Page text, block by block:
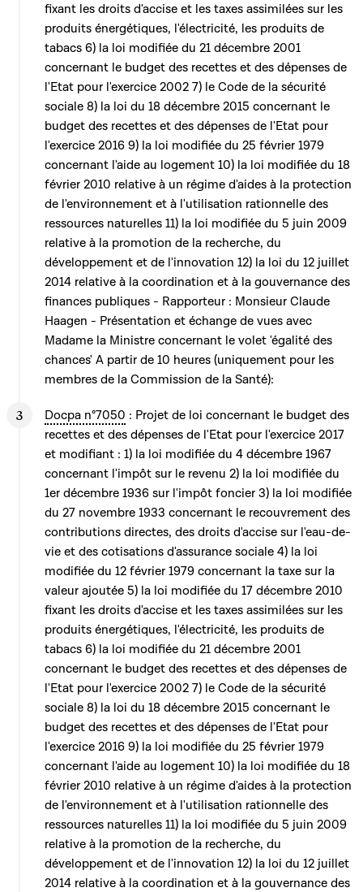
fixant les droits d'accise et les taxes assimilées sur les
produits énergétiques, l'électricité, les produits de
tabacs 6) la loi modifiée du 21 décembre 2001
concernant le budget des recettes et des dépenses de
l'Etat pour l'exercice 2002 7) le Code de la sécurité
sociale 8) la loi du 18 décembre 2015 concernant le
budget des recettes et des dépenses de l'Etat pour
l'exercice 2016 9) la loi modifiée du 25 février 1979
concernant l'aide au logement 10) la loi modifiée du 18
février 2010 relative à un régime d'aides à la protection
de l'environnement et à l'utilisation rationnelle des
ressources naturelles 11) la loi modifiée du 5 juin 2009
relative à la promotion de la recherche, du
développement et de l'innovation 12) la loi du 12 juillet
2014 relative à la coordination et à la gouvernance des
finances publiques - Rapporteur : Monsieur Claude
Haagen - Présentation et échange de vues avec
Madame la Ministre concernant le volet 'égalité des
chances' A partir de 10 heures (uniquement pour les
membres de la Commission de la Santé):
Docpa n°7050 : Projet de loi concernant le budget des
recettes et des dépenses de l'Etat pour l'exercice 2017
et modifiant : 1) la loi modifiée du 4 décembre 1967
concernant l'impôt sur le revenu 2) la loi modifiée du
1er décembre 1936 sur l'impôt foncier 3) la loi modifiée
du 27 novembre 1933 concernant le recouvrement des
contributions directes, des droits d'accise sur l'eau-de-
vie et des cotisations d'assurance sociale 4) la loi
modifiée du 12 février 1979 concernant la taxe sur la
valeur ajoutée 5) la loi modifiée du 17 décembre 2010
fixant les droits d'accise et les taxes assimilées sur les
produits énergétiques, l'électricité, les produits de
tabacs 6) la loi modifiée du 21 décembre 2001
concernant le budget des recettes et des dépenses de
l'Etat pour l'exercice 2002 7) le Code de la sécurité
sociale 8) la loi du 18 décembre 2015 concernant le
budget des recettes et des dépenses de l'Etat pour
l'exercice 2016 9) la loi modifiée du 25 février 1979
concernant l'aide au logement 10) la loi modifiée du 18
février 2010 relative à un régime d'aides à la protection
de l'environnement et à l'utilisation rationnelle des
ressources naturelles 11) la loi modifiée du 5 juin 2009
relative à la promotion de la recherche, du
développement et de l'innovation 12) la loi du 12 juillet
2014 relative à la coordination et à la gouvernance des